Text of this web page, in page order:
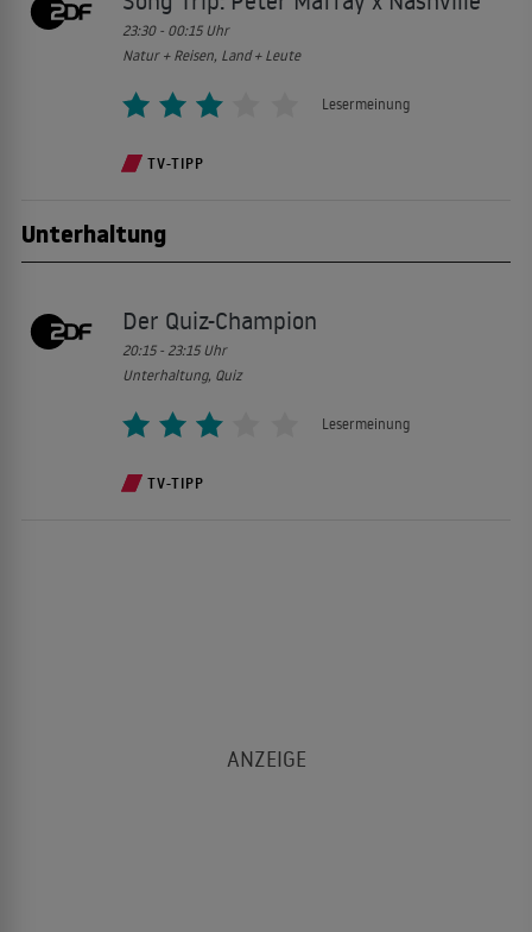
23:30 - 00:15 Uhr
Natur + Reisen, Land + Leute
Lesermeinung
TV-TIPP
Unterhaltung
Der Quiz-Champion
20:15 - 23:15 Uhr
Unterhaltung, Quiz
Lesermeinung
TV-TIPP